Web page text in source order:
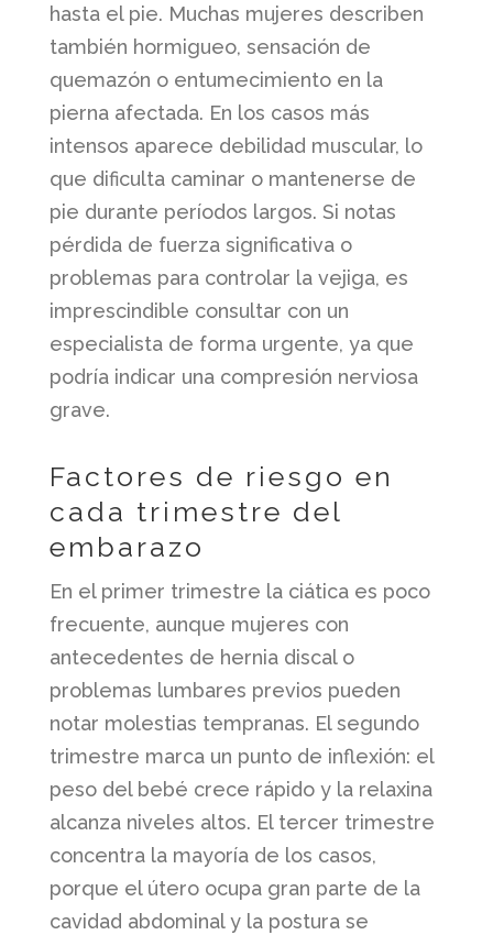
hasta el pie. Muchas mujeres describen
también hormigueo, sensación de
quemazón o entumecimiento en la
pierna afectada. En los casos más
intensos aparece debilidad muscular, lo
que dificulta caminar o mantenerse de
pie durante períodos largos. Si notas
pérdida de fuerza significativa o
problemas para controlar la vejiga, es
imprescindible consultar con un
especialista de forma urgente, ya que
podría indicar una compresión nerviosa
grave.
Factores de riesgo en
cada trimestre del
embarazo
En el primer trimestre la ciática es poco
frecuente, aunque mujeres con
antecedentes de hernia discal o
problemas lumbares previos pueden
notar molestias tempranas. El segundo
trimestre marca un punto de inflexión: el
peso del bebé crece rápido y la relaxina
alcanza niveles altos. El tercer trimestre
concentra la mayoría de los casos,
porque el útero ocupa gran parte de la
cavidad abdominal y la postura se